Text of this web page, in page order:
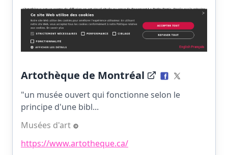
Artothèque de Montréal
"un musée ouvert qui fonctionne selon le
principe d'une bibl...
Musées d'art
https://www.artotheque.ca/